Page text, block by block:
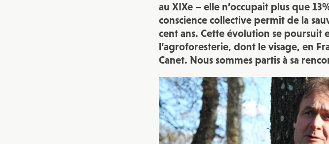
au XIXe – elle n’occupait plus que
conscience collective permit de la
cent ans. Cette évolution se poursuit
l’agroforesterie, dont le visage, en
Canet. Nous sommes partis à sa